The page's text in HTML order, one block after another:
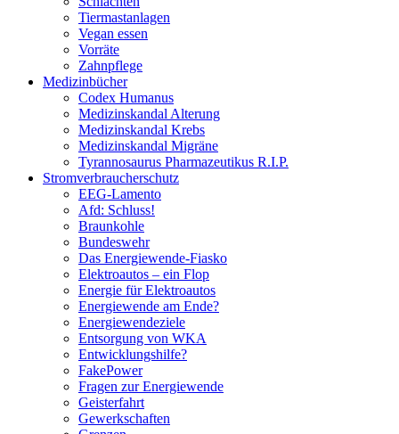
Tiermastanlagen
Vegan essen
Vorräte
Zahnpflege
Medizinbücher
Codex Humanus
Medizinskandal Alterung
Medizinskandal Krebs
Medizinskandal Migräne
Tyrannosaurus Pharmazeutikus R.I.P.
Stromverbraucherschutz
EEG-Lamento
Afd: Schluss!
Braunkohle
Bundeswehr
Das Energiewende-Fiasko
Elektroautos – ein Flop
Energie für Elektroautos
Energiewende am Ende?
Energiewendeziele
Entsorgung von WKA
Entwicklungshilfe?
FakePower
Fragen zur Energiewende
Geisterfahrt
Gewerkschaften